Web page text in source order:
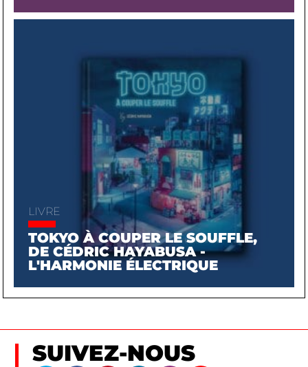
LIVRE
TOKYO À COUPER LE SOUFFLE,
DE CÉDRIC HAYABUSA -
L'HARMONIE ÉLECTRIQUE
SUIVEZ-NOUS